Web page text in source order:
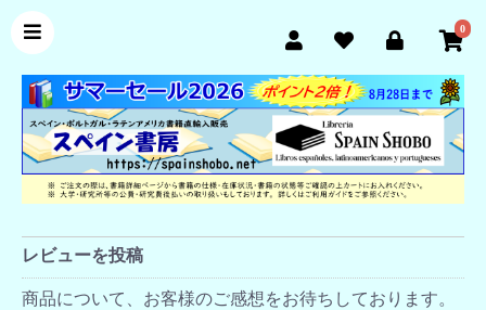
0
レビューを投稿
商品について、お客様のご感想をお待ちしております。